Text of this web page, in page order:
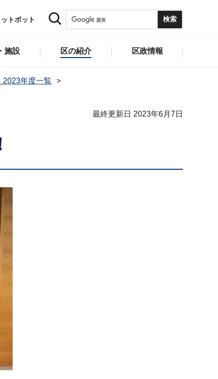
トボット
施設 区の紹介 区政情報
年度一覧
最終更新日 2023年6月7日